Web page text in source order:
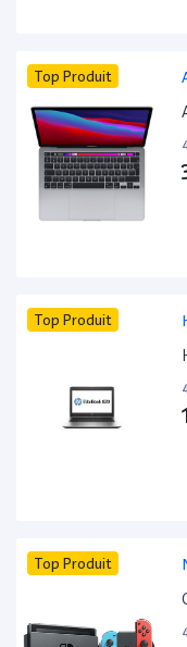
Top Produit
Top Produit
Top Produit